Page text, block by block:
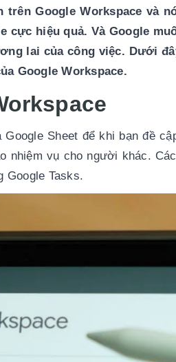
Google Workspace và
hiệu quả. Và Google
lai của công việc. Dưới
Google Workspace.
Sheet để khi bạn đề
nhiệm vụ cho người khác.
Google Tasks.